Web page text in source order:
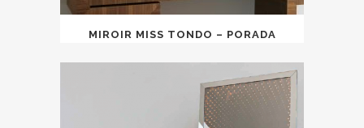
MIROIR MISS TONDO – PORADA